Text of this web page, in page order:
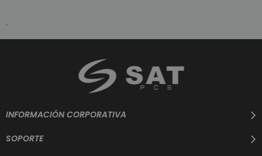
.
INFORMACIÓN CORPORATIVA
SOPORTE